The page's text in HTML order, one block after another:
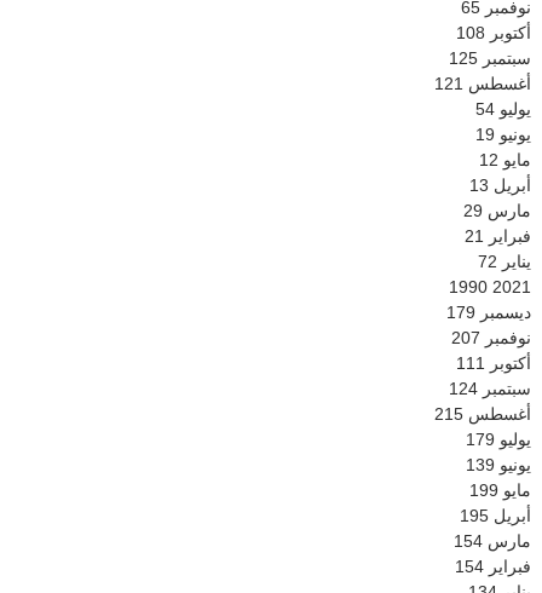
نوفمبر 65
أكتوبر 108
سبتمبر 125
أغسطس 121
يوليو 54
يونيو 19
مايو 12
أبريل 13
مارس 29
فبراير
21
يناير 72
2021
1990
ديسمبر 179
نوفمبر 207
أكتوبر
111
سبتمبر 124
أغسطس 215
يوليو 179
يونيو 139
مايو 199
أبريل 195
مارس 154
فبراير 154